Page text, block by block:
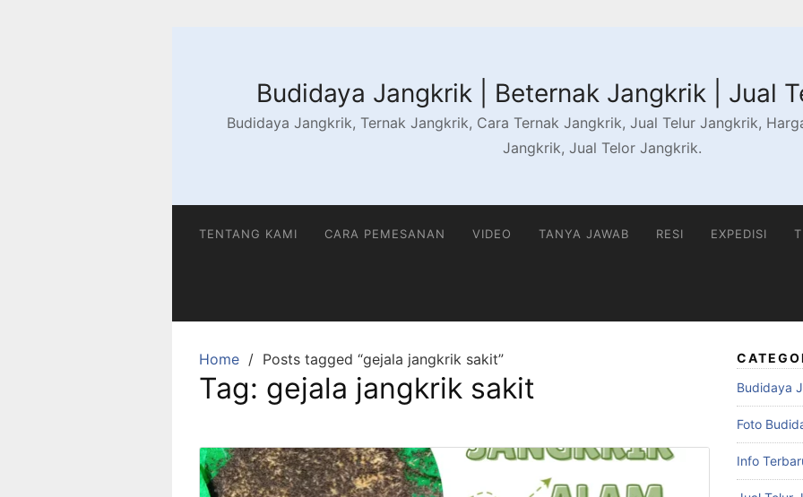
Budidaya Jangkrik | Beternak Jangkrik | Jual
Budidaya Jangkrik, Ternak Jangkrik, Cara Ternak Jangkrik, Jual Telur Jangkrik,
Jangkrik, Jual Telor Jangkrik.
TENTANG KAMI CARA PEMESANAN VIDEO TANYA JAWAB RESI EXPEDISI
Home Posts tagged “gejala jangkrik sakit”
Tag: gejala jangkrik sakit
Budidaya
Foto
Info